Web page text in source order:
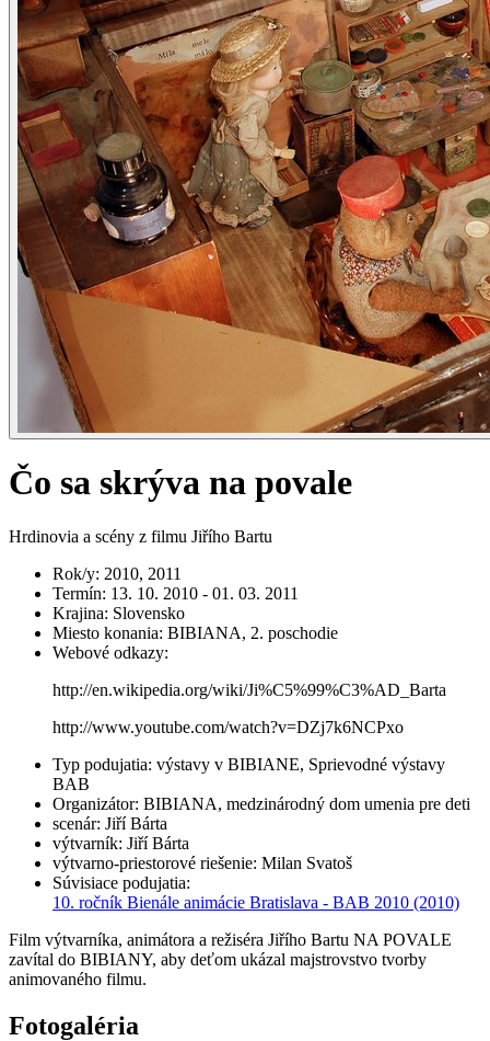
Čo sa skrýva na povale
Hrdinovia a scény z filmu Jiřího Bartu
Rok/y: 2010, 2011
Termín: 13. 10. 2010 - 01. 03. 2011
Krajina: Slovensko
Miesto konania: BIBIANA, 2. poschodie
Webové odkazy:
http://en.wikipedia.org/wiki/Ji%C5%99%C3%AD_Barta
http://www.youtube.com/watch?v=DZj7k6NCPxo
Typ podujatia: výstavy v BIBIANE, Sprievodné výstavy
BAB
Organizátor: BIBIANA, medzinárodný dom umenia pre deti
scenár: Jiří Bárta
výtvarník: Jiří Bárta
výtvarno-priestorové riešenie: Milan Svatoš
Súvisiace podujatia:
10. ročník Bienále animácie Bratislava - BAB 2010 (2010)
Film výtvarníka, animátora a režiséra Jiřího Bartu NA POVALE
zavítal do BIBIANY, aby deťom ukázal majstrovstvo tvorby
animovaného filmu.
Fotogaléria